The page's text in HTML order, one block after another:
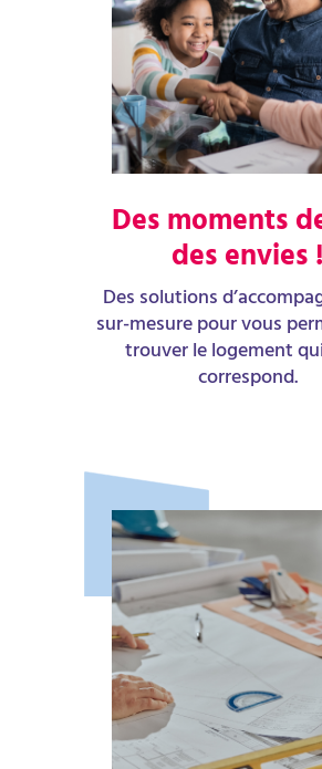
Des moments
des envies !
Des solutions
sur-mesure pour vous
trouver le logement
correspond.